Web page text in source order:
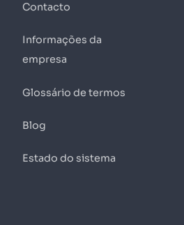
Contacto
Informações da
empresa
Glossário de termos
Blog
Estado do sistema